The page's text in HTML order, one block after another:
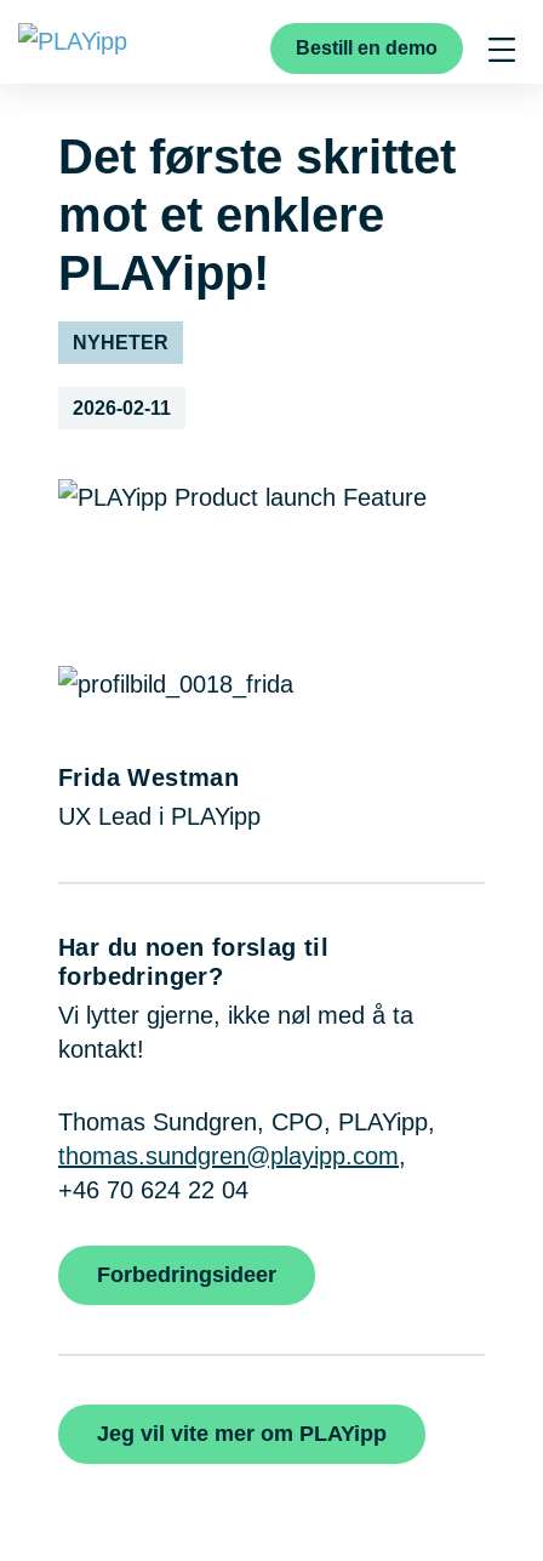
Bestill en demo
Det første skrittet
mot et enklere
PLAYipp!
NYHETER
2026-02-11
Frida Westman
UX Lead i PLAYipp
Har du noen forslag til
forbedringer?
Vi lytter gjerne, ikke nøl med å ta
kontakt!
Thomas Sundgren, CPO, PLAYipp,
thomas.sundgren@playipp.com,
+46 70 624 22 04
Forbedringsideer
Jeg vil vite mer om PLAYipp